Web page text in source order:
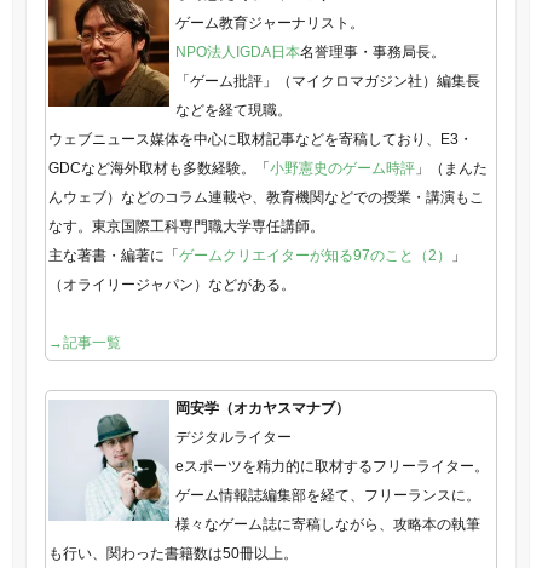
ゲーム教育ジャーナリスト。
NPO法人IGDA日本名誉理事・事務局長。
「ゲーム批評」（マイクロマガジン社）編集長
などを経て現職。
ウェブニュース媒体を中心に取材記事などを寄稿しており、E3・
GDCなど海外取材も多数経験。「小野憲史のゲーム時評」（まんた
んウェブ）などのコラム連載や、教育機関などでの授業・講演もこ
なす。東京国際工科専門職大学専任講師。
主な著書・編著に「ゲームクリエイターが知る97のこと（2）
」
（オライリージャパン）などがある。
→記事一覧
岡安学（オカヤスマナブ）
デジタルライター
eスポーツを精力的に取材するフリーライター。
ゲーム情報誌編集部を経て、フリーランスに。
様々なゲーム誌に寄稿しながら、攻略本の執筆
も行い、関わった書籍数は50冊以上。